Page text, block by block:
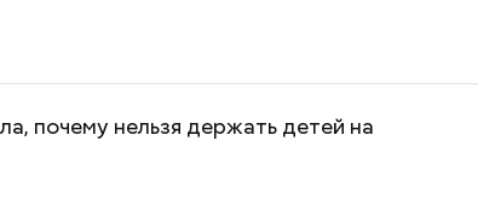
почему нельзя держать детей на